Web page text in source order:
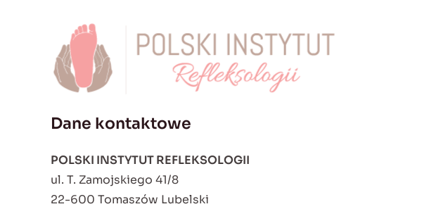
Dane kontaktowe
POLSKI INSTYTUT REFLEKSOLOGII
ul. T. Zamojskiego 41/8
22-600 Tomaszów Lubelski